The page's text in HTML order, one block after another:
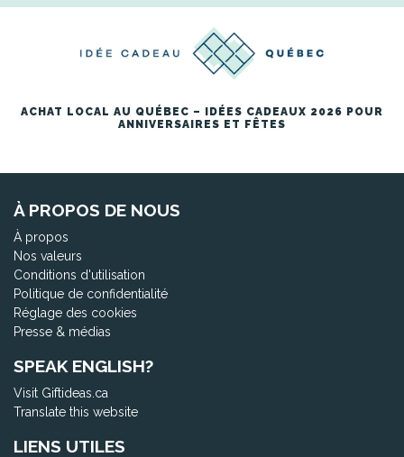
ACHAT LOCAL AU QUÉBEC – IDÉES CADEAUX 2026 POUR
ANNIVERSAIRES ET FÊTES
À PROPOS DE NOUS
À propos
Nos valeurs
Conditions d'utilisation
Politique de confidentialité
Réglage des cookies
Presse & médias
SPEAK ENGLISH?
Visit Giftideas.ca
Translate this website
LIENS UTILES